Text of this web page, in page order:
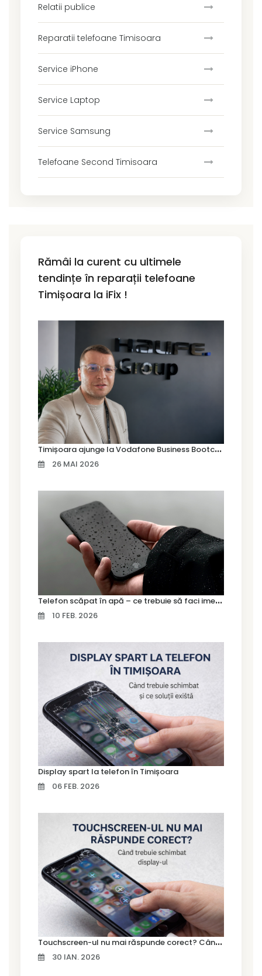
Relatii publice
Reparatii telefoane Timisoara
Service iPhone
Service Laptop
Service Samsung
Telefoane Second Timisoara
Rămâi la curent cu ultimele
tendințe în reparații telefoane
Timișoara la iFix !
T
imișoara ajunge la Vodafone Business Bootcamp prin Marius Cermian de la Armour România
26 MAI 2026
T
elefon scăpat în apă – ce trebuie să faci imediat și ce greșeli să eviți
10 FEB. 2026
Display spart la telefon în Timișoara
06 FEB. 2026
T
ouchscreen-ul nu mai răspunde corect? Când trebuie schimbat display-ul
30 IAN. 2026